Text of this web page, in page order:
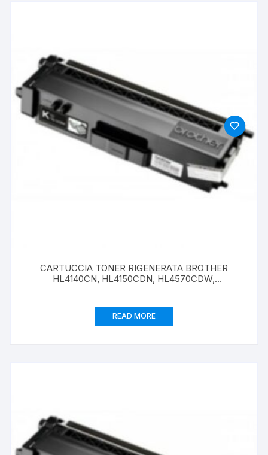
CARTUCCIA TONER RIGENERATA BROTHER
HL4140CN, HL4150CDN, HL4570CDW,
READ MORE